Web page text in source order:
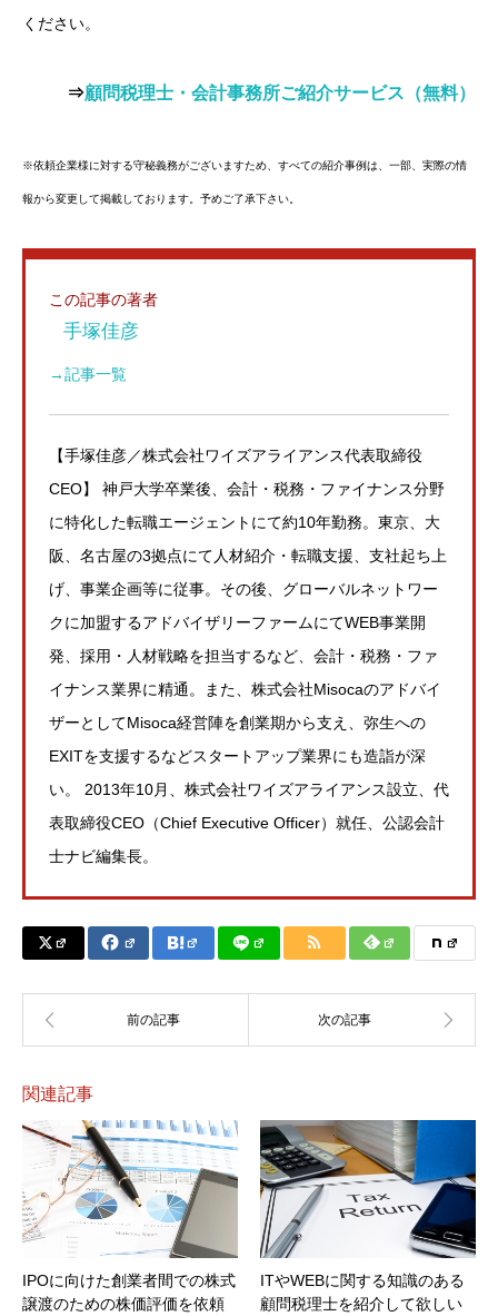
ください。
⇒顧問税理士・会計事務所ご紹介サービス（無料）
※依頼企業様に対する守秘義務がございますため、すべての紹介事例は、一部、実際の情
報から変更して掲載しております。予めご了承下さい。
この記事の著者
手塚佳彦
→記事一覧
【手塚佳彦／株式会社ワイズアライアンス代表取締役
CEO】 神戸大学卒業後、会計・税務・ファイナンス分野
に特化した転職エージェントにて約10年勤務。東京、大
阪、名古屋の3拠点にて人材紹介・転職支援、支社起ち上
げ、事業企画等に従事。その後、グローバルネットワー
クに加盟するアドバイザリーファームにてWEB事業開
発、採用・人材戦略を担当するなど、会計・税務・ファ
イナンス業界に精通。また、株式会社Misocaのアドバイ
ザーとしてMisoca経営陣を創業期から支え、弥生への
EXITを支援するなどスタートアップ業界にも造詣が深
い。 2013年10月、株式会社ワイズアライアンス設立、代
表取締役CEO（Chief Executive Officer）就任、公認会計
士ナビ編集長。
関連記事
IPOに向けた創業者間での株式
譲渡のための株価評価を依頼
ITやWEBに関する知識のある
顧問税理士を紹介して欲しい